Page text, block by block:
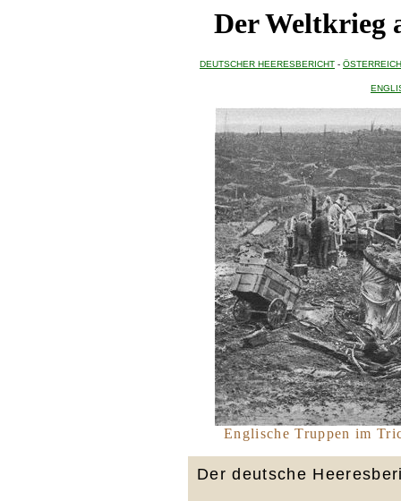
Der Weltkrieg
DEUTSCHER HEERESBERICHT -
Englische Truppen im
Der deutsche